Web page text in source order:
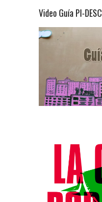
Video Guía PI-DESC